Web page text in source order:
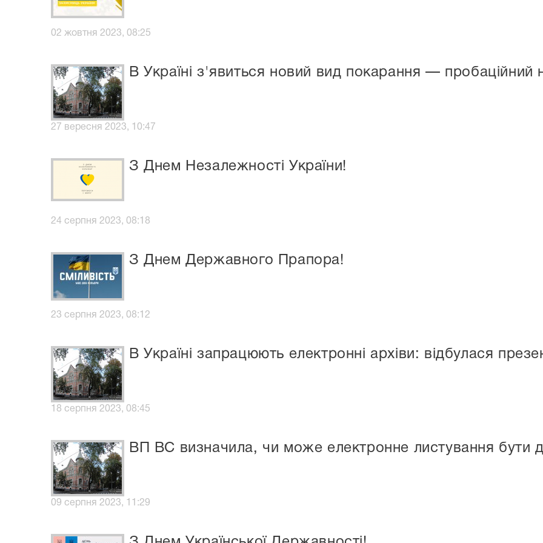
02 жовтня 2023, 08:25
В Україні з'явиться новий вид покарання — пробаційний
27 вересня 2023, 10:47
З Днем Незалежності України!
24 серпня 2023, 08:18
З Днем Державного Прапора!
23 серпня 2023, 08:12
В Україні запрацюють електронні архіви: відбулася
18 серпня 2023, 08:45
ВП ВС визначила, чи може електронне листування бути
09 серпня 2023, 11:29